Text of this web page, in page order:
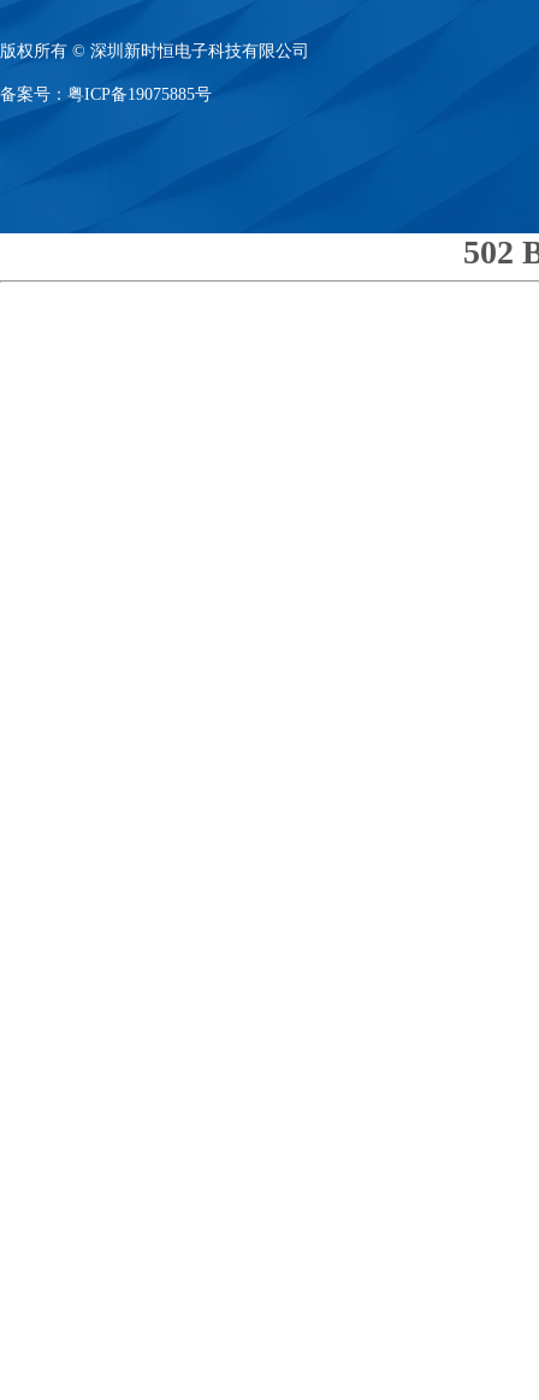
版权所有 © 深圳新时恒电子科技有限公司
备案号： 粤ICP备19075885号
502